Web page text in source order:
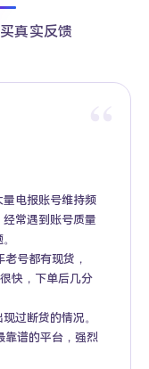
真实反馈
电报账号维持频
常遇到账号质量
号都有现货，
快，下单后几分
过断货的情况。
靠谱的平台，强烈
广
放
号户